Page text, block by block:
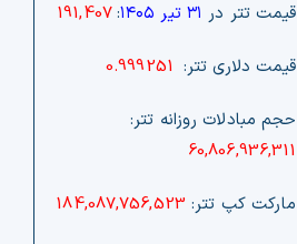
قیمت تتر در ۳۱ تیر ۱۴۰۵ :
191,407
قیمت دلاری تتر: 0.999251
حجم مبادلات روزانه تتر:
60,806,936,311
مارکت کپ تتر: 184,087,756,523